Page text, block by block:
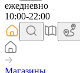
ежедневно
10:00-22:00
Магазины